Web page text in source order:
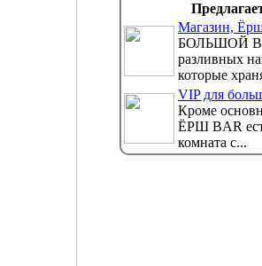
Магазин,
БОЛЬШОЙ
разливных
которые
VIP для
Кроме
ЁРШ BAR
комната с...